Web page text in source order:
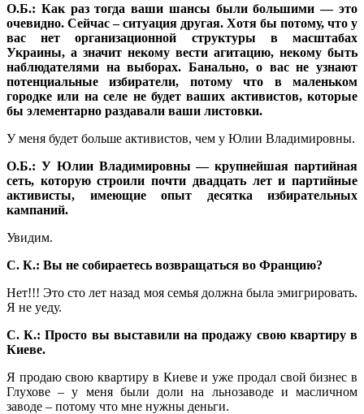
О.Б.: Как раз тогда ваши шансы были большими — это
очевидно. Сейчас – ситуация другая. Хотя бы потому, что у
вас нет организационной структуры в масштабах
Украины, а значит некому вести агитацию, некому быть
наблюдателями на выборах. Банально, о вас не узнают
потенциальные избиратели, потому что в маленьком
городке или на селе не будет ваших активистов, которые
бы элементарно раздавали ваши листовки.
У меня будет больше активистов, чем у Юлии Владимировны.
О.Б.: У Юлии Владимировны — крупнейшая партийная
сеть, которую строили почти двадцать лет и партийные
активисты, имеющие опыт десятка избирательных
кампаний.
Увидим.
С. К.: Вы не собираетесь возвращаться во Францию?
Нет!!! Это сто лет назад моя семья должна была эмигрировать.
Я не уеду.
С. К.: Просто вы выставили на продажу свою квартиру в
Киеве.
Я продаю свою квартиру в Киеве и уже продал свой бизнес в
Глухове – у меня были доли на льнозаводе и масличном
заводе – потому что мне нужны деньги.